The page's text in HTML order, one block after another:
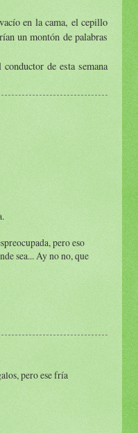
en la cama, el cepillo
un montón de palabras
de esta semana
pero eso
sea... Ay no no, que
pero ese fría